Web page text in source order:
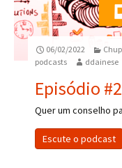
06/02/2022
podcasts
ddainese
Episódio
Quer um conselho
Escute o podcast